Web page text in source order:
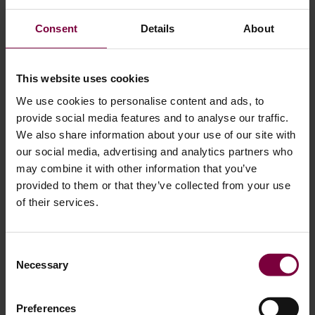
Consent Details About
This website uses cookies
We use cookies to personalise content and ads, to
provide social media features and to analyse our traffic.
We also share information about your use of our site with
our social media, advertising and analytics partners who
may combine it with other information that you’ve
provided to them or that they’ve collected from your use
of their services.
Selection
Necessary
Preferences
Fissures de plus de 3 mm: des écarts aussi importants
indiquent un déplacement important de matière. Le
remplissage de soudure nécessaire pour combler cet
pas restaurer la géométrie structurelle d'origine.
En cas de doute, la roue doit être remplacée. Une nouvelle
roue coûte considérablement moins cher que les
conséquences d'une défaillance structurelle en roulant.
Dans de nombreux cas, une jante fissurée est également
voilée. La soudure répare la fissure, mais ne corrige pas la
lisseur de roues
pourrait être nécessaire avant que la roue